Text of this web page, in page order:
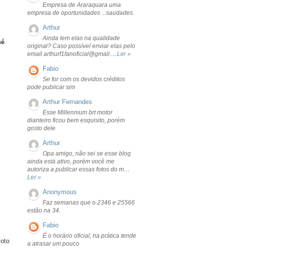
Empresa de Araraquara uma
empresa de oportunidades ...saudades.
Arthur
Ainda tem elas na qualidade
original? Caso possível enviar elas pelo
email arthurf1fanoficial@gmail.…Ler »
Fabio
Se for com os devidos créditos
pode publicar sim
Arthur Fernandes
Esse Millennium brt motor
dianteiro ficou bem esquisito, porém
gosto dele
Arthur
Opa amigo, não sei se esse blog
ainda está ativo, porém você me
autoriza a publicar essas fotos do m…
Ler »
Anonymous
Faz semanas que o 2346 e 25566
estão na 34.
Fabio
É o horário oficial, na prática tende
a atrasar um pouco